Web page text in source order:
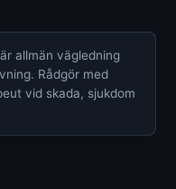
allmän vägledning
Rådgör med
vid skada, sjukdom